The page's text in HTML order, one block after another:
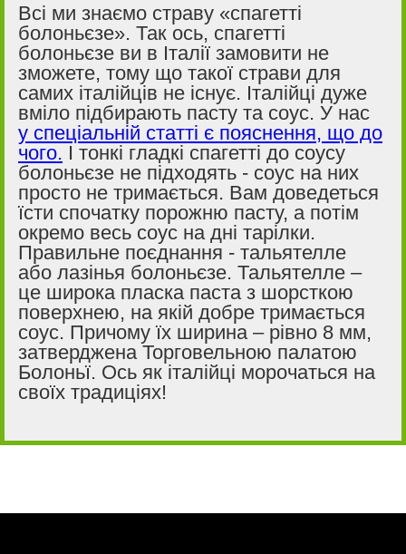
Всі ми знаємо страву «спагетті
болоньєзе». Так ось, спагетті
болоньєзе ви в Італії замовити не
зможете, тому що такої страви для
самих італійців не існує. Італійці дуже
вміло підбирають пасту та соус. У нас
у спеціальній статті є пояснення, що до
чого. І тонкі гладкі спагетті до соусу
болоньєзе не підходять - соус на них
просто не тримається. Вам доведеться
їсти спочатку порожню пасту, а потім
окремо весь соус на дні тарілки.
Правильне поєднання - тальятелле
або лазінья болоньєзе. Тальятелле –
це широка пласка паста з шорсткою
поверхнею, на якій добре тримається
соус. Причому їх ширина – рівно 8 мм,
затверджена Торговельною палатою
Болоньї. Ось як італійці морочаться на
своїх традиціях!